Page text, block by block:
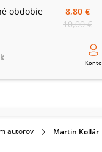
obdobie
8,80 €
10,00 €
Konto
autorov Martin Kollár